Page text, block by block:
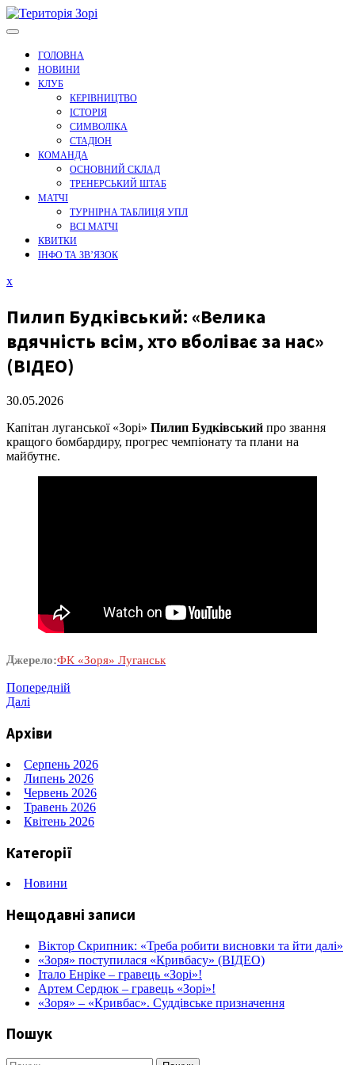
Перейти
до
ГОЛОВНА
НОВИНИ
КЛУБ
КЕРІВНИЦТВО
ІСТОРІЯ
СИМВОЛІКА
СТАДІОН
КОМАНДА
ОСНОВНИЙ СКЛАД
ТРЕНЕРСЬКИЙ ШТАБ
МАТЧІ
ТУРНІРНА ТАБЛИЦЯ УПЛ
ВСІ МАТЧІ
КВИТКИ
ІНФО ТА ЗВ’ЯЗОК
xЗакрити
Пилип Будківський: «Велика
вдячність всім, хто вболіває за нас»
(ВІДЕО)
30.05.2026
Капітан луганської «Зорі» Пилип Будківський про звання
кращого бомбардиру, прогрес чемпіонату та плани на
майбутнє.
Джерело:ФК «Зоря» Луганськ
Навігація
Попередній
запис
Попередній
Наступний
Далі
Архіви
Серпень 2026
Липень 2026
Червень 2026
Травень 2026
Квітень 2026
Категорії
Новини
Нещодавні записи
Віктор Скрипник: «Треба робити висновки та йти далі»
«Зоря» поступилася «Кривбасу» (ВІДЕО)
Італо Енріке – гравець «Зорі»!
Артем Сердюк – гравець «Зорі»!
«Зоря» – «Кривбас». Суддівське призначення
Пошук